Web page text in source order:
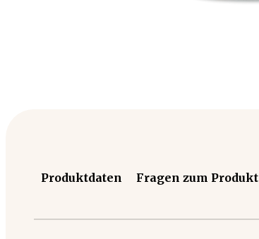
Produktdaten Fragen zum Produkt